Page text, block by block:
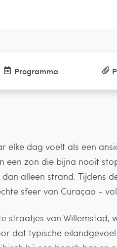
elke dag voelt als een
een zon die bijna nooit
alleen strand. Tijdens
sfeer van Curaçao -
straatjes van Willemstad,
dat typische
Programma